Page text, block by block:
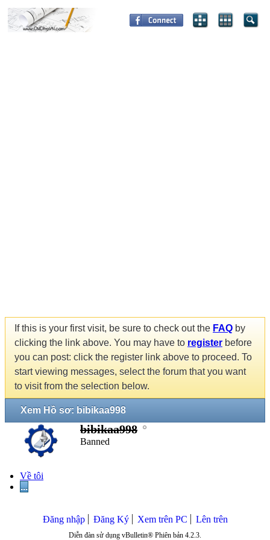
If this is your first visit, be sure to check out the FAQ by
clicking the link above. You may have to register before
you can post: click the register link above to proceed. To
start viewing messages, select the forum that you want
to visit from the selection below.
Xem Hồ sơ: bibikaa998
bibikaa998
Banned
Về tôi
...
Đăng nhập Đăng Ký Xem trên PC Lên trên
Diễn đàn sử dụng vBulletin® Phiên bản 4.2.3.